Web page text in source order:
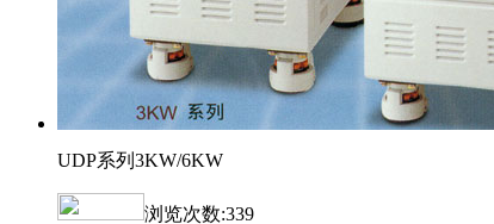
UDP系列3KW/6KW
浏览次数:339